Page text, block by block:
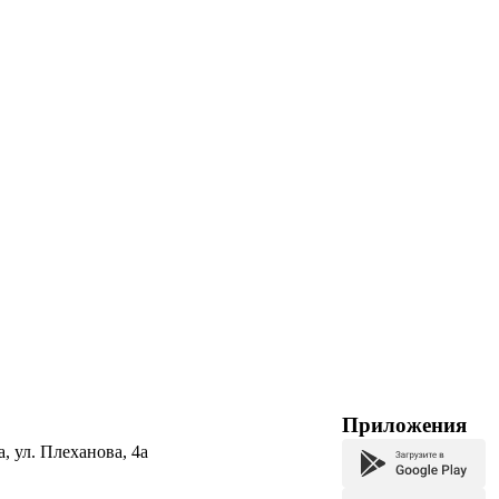
ул. Плеханова, 4а
Приложения